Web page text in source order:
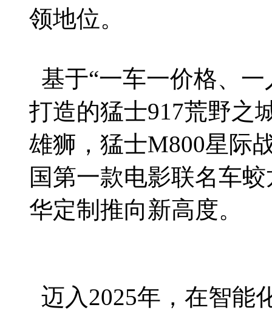
领地位。
基于“一车一价格、
打造的猛士917荒野之
雄狮，猛士M800星际
国第一款电影联名车
华定制推向新高度。
迈入2025年，在智能